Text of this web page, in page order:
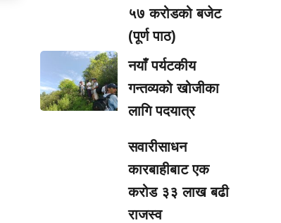
५७ करोडको बजेट
(पूर्ण पाठ)
नयाँ पर्यटकीय
गन्तव्यको खोजीका
लागि पदयात्र
सवारीसाधन
कारबाहीबाट एक
करोड ३३ लाख बढी
राजस्व